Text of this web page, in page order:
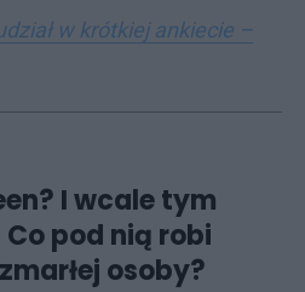
w krótkiej ankiecie –
I wcale tym
pod nią robi
osoby?